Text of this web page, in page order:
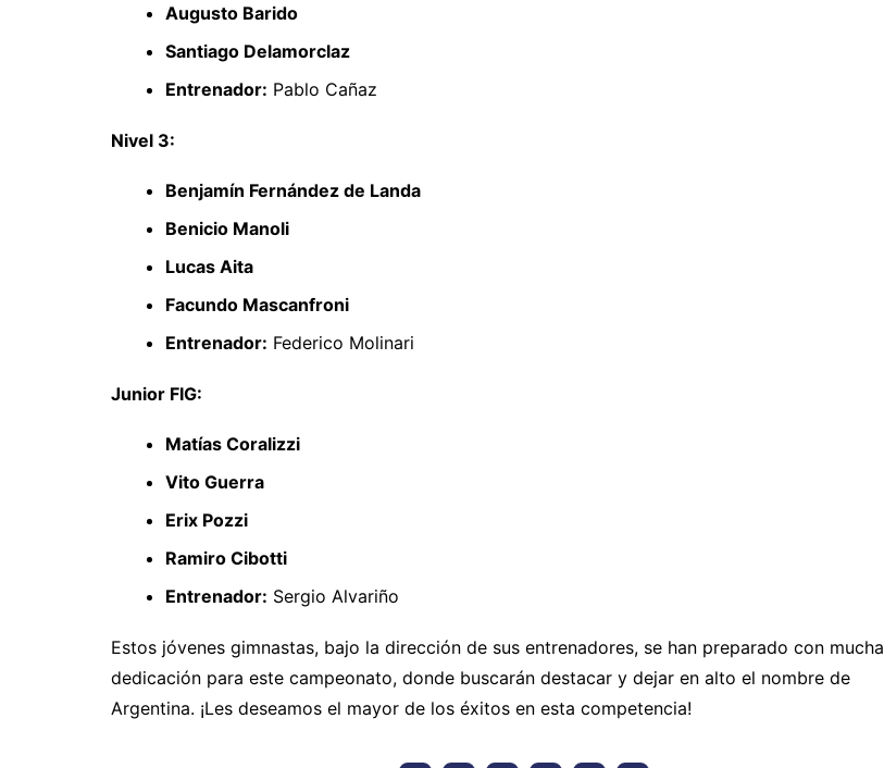
Augusto Barido
Santiago Delamorclaz
Entrenador: Pablo Cañaz
Nivel 3:
Benjamín Fernández de Landa
Benicio Manoli
Lucas Aita
Facundo Mascanfroni
Entrenador: Federico Molinari
Junior FIG:
Matías Coralizzi
Vito Guerra
Erix Pozzi
Ramiro Cibotti
Entrenador: Sergio Alvariño
Estos jóvenes gimnastas, bajo la dirección de sus entrenadores, se han preparado con mucha
dedicación para este campeonato, donde buscarán destacar y dejar en alto el nombre de
Argentina. ¡Les deseamos el mayor de los éxitos en esta competencia!